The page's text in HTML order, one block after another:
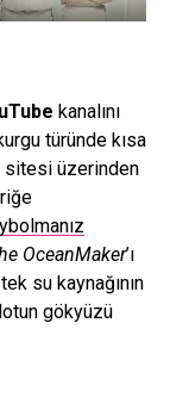
kanalını
türünde kısa
üzerinden
OceanMaker’ı
su kaynağının
gökyüzü